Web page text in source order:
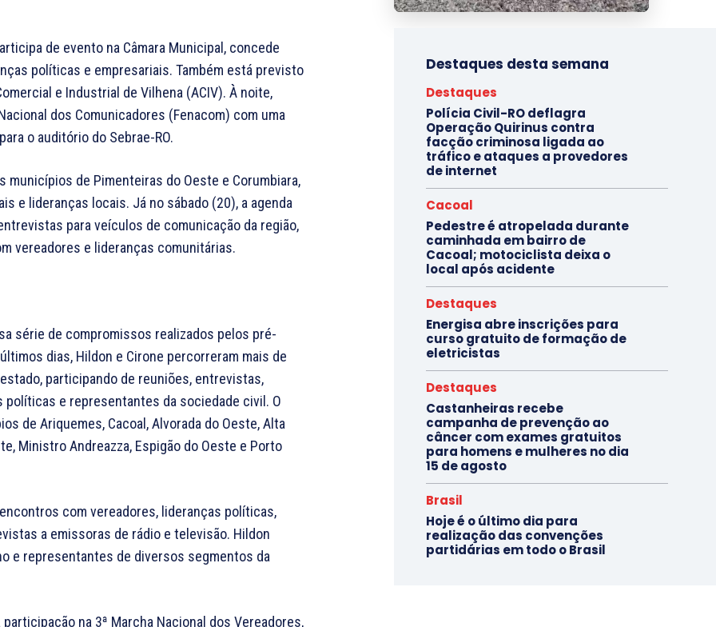
de evento na Câmara Municipal, concede
políticas e empresariais. Também está previsto
e Industrial de Vilhena (ACIV). À noite,
dos Comunicadores (Fenacom) com uma
o auditório do Sebrae-RO.
municípios de Pimenteiras do Oeste e Corumbiara,
e lideranças locais. Já no sábado (20), a agenda
para veículos de comunicação da região,
vereadores e lideranças comunitárias.
série de compromissos realizados pelos pré-
dias, Hildon e Cirone percorreram mais de
participando de reuniões, entrevistas,
e representantes da sociedade civil. O
de Ariquemes, Cacoal, Alvorada do Oeste, Alta
Ministro Andreazza, Espigão do Oeste e Porto
com vereadores, lideranças políticas,
a emissoras de rádio e televisão. Hildon
e representantes de diversos segmentos da
na 3ª Marcha Nacional dos Vereadores,
Destaques desta semana
Destaques
Polícia Civil-RO deflagra
Operação Quirinus contra
facção criminosa ligada ao
tráfico e ataques a provedores
de internet
Cacoal
Pedestre é atropelada durante
caminhada em bairro de
Cacoal; motociclista deixa o
local após acidente
Destaques
Energisa abre inscrições para
curso gratuito de formação de
eletricistas
Destaques
Castanheiras recebe
campanha de prevenção ao
câncer com exames gratuitos
para homens e mulheres no dia
15 de agosto
Brasil
Hoje é o último dia para
realização das convenções
partidárias em todo o Brasil